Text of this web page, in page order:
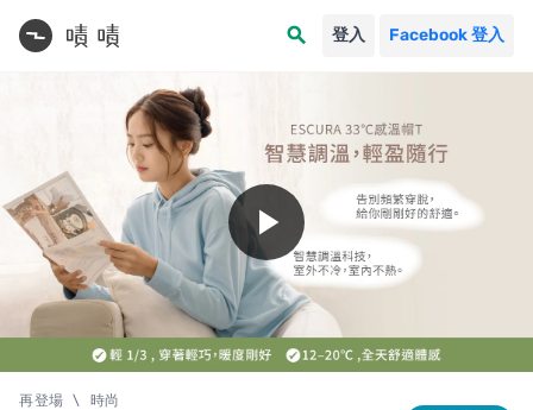
search 登入 Facebook 登入
play_arrow
再登場 \ 時尚